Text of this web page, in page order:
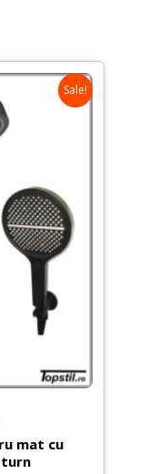
Sale!
mat cu